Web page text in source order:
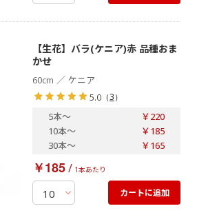
【生花】バラ(ケニア)赤 品種おま
かせ
60cm ／ ケニア
5.0 （3）
5本～
￥220
10本～
￥185
30本～ ￥165
￥185/ 1本あたり
カートに追加